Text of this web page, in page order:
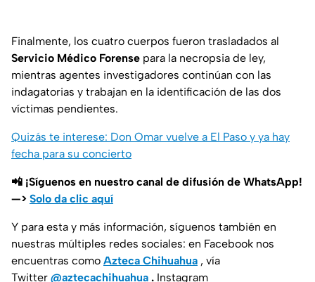
Finalmente, los cuatro cuerpos fueron trasladados al
Servicio Médico Forense para la necropsia de ley,
mientras agentes investigadores continúan con las
indagatorias y trabajan en la identificación de las dos
víctimas pendientes.
Quizás te interese: Don Omar vuelve a El Paso y ya hay
fecha para su concierto
📲 ¡Síguenos en nuestro canal de difusión de WhatsApp!
—> Solo da clic aquí
Y para esta y más información, síguenos también en
nuestras múltiples redes sociales: en Facebook nos
encuentras como Azteca Chihuahua , vía
Twitter @aztecachihuahua . Instagram